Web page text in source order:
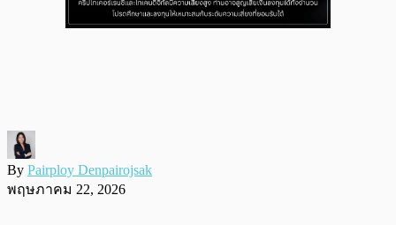
By Pairploy Denpairojsak
พฤษภาคม 22, 2026